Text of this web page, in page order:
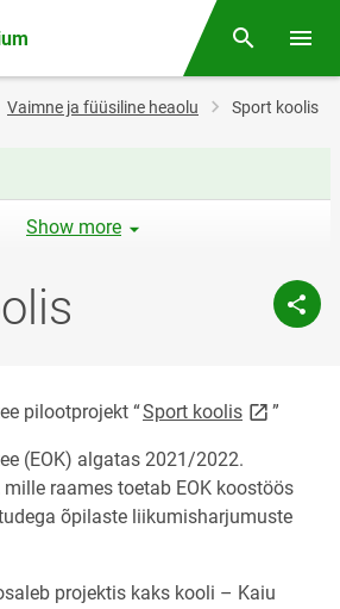
Otsing
Vaimne ja füüsiline heaolu Sport koolis
Show more
pilootprojekt “Sport koolislink opens
”
(EOK) algatas 2021/2022.
raames toetab EOK koostöös
õpilaste liikumisharjumuste
projektis kaks kooli – Kaiu